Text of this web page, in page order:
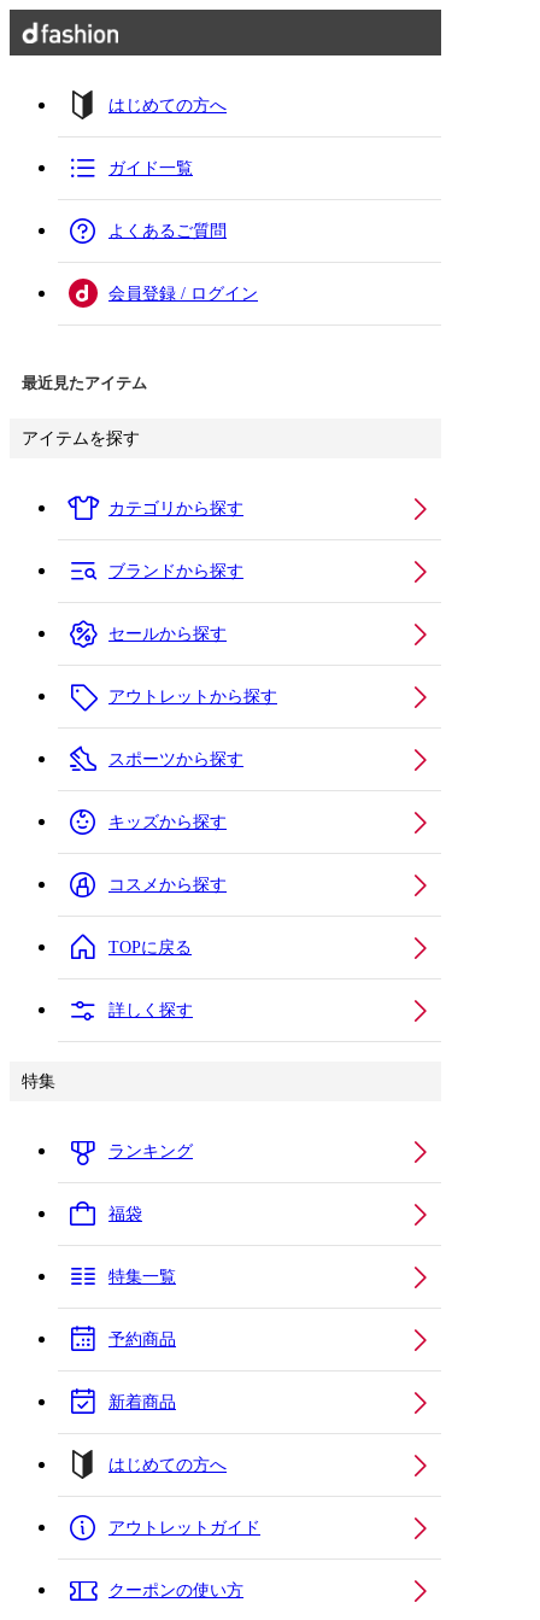
はじめての方へ
ガイド一覧
よくあるご質問
会員登録 / ログイン
最近見たアイテム
アイテムを探す
カテゴリから探す
ブランドから探す
セールから探す
アウトレットから探す
スポーツから探す
キッズから探す
コスメから探す
TOPに戻る
詳しく探す
特集
ランキング
福袋
特集一覧
予約商品
新着商品
はじめての方へ
アウトレットガイド
クーポンの使い方